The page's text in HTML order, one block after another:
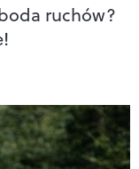
ruchów?